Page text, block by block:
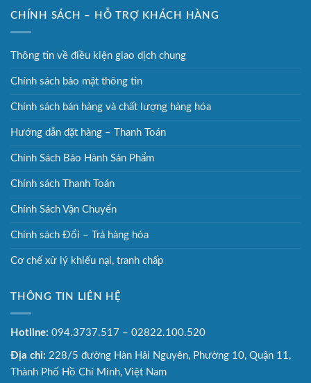
CHÍNH SÁCH – HỖ TRỢ KHÁCH HÀNG
Thông tin về điều kiện giao dịch chung
Chính sách bảo mật thông tin
Chính sách bán hàng và chất lượng hàng hóa
Hướng dẫn đặt hàng – Thanh Toán
Chính Sách Bảo Hành Sản Phẩm
Chính sách Thanh Toán
Chính Sách Vận Chuyển
Chính sách Đổi – Trả hàng hóa
Cơ chế xử lý khiếu nại, tranh chấp
THÔNG TIN LIÊN HỆ
Hotline: 094.3737.517 – 02822.100.520
Địa chỉ: 228/5 đường Hàn Hải Nguyên, Phường 10, Quận 11,
Thành Phố Hồ Chí Minh, Việt Nam